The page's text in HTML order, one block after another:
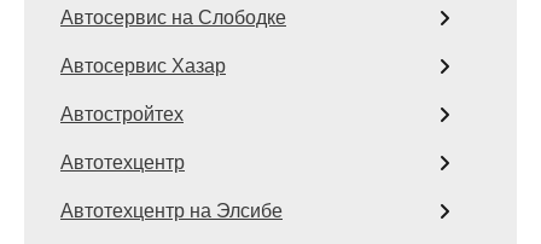
Автосервис на Слободке
Автосервис Хазар
Автостройтех
Автотехцентр
Автотехцентр на Элсибе